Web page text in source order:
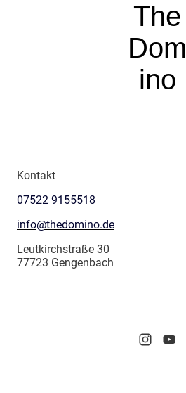
The
Dom
ino
Kontakt
07522 9155518
info@thedomino.de
Leutkirchstraße 30
77723 Gengenbach